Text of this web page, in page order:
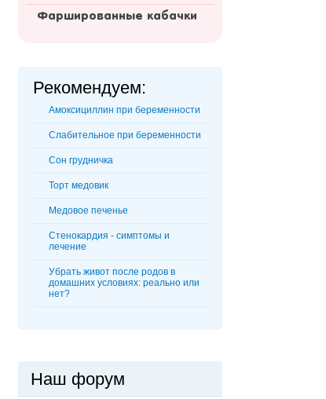
Фаршированные кабачки
Рекомендуем:
Амоксициллин при беременности
Слабительное при беременности
Сон грудничка
Торт медовик
Медовое печенье
Стенокардия - симптомы и
лечение
Убрать живот после родов в
домашних условиях: реально или
нет?
Наш форум